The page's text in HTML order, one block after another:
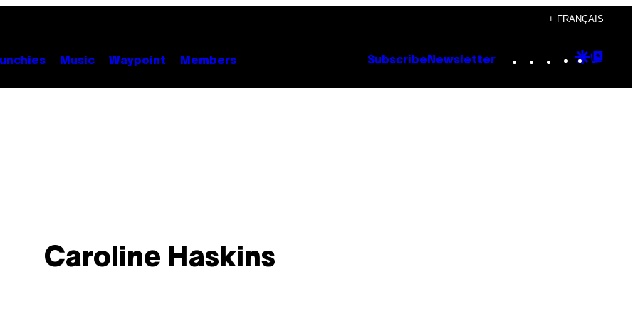
+ FRANÇAIS
Music Waypoint Members Subscribe Newsletter Instagram
TikTok
YouTube
Google
Caroline Haskins